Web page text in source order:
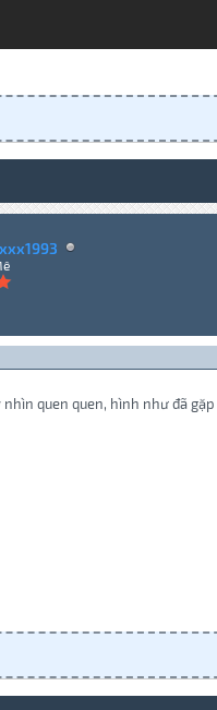
quen quen, hình như đã